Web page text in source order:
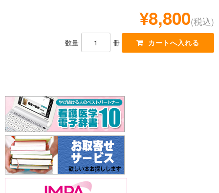
¥8,800(税込)
数量 冊